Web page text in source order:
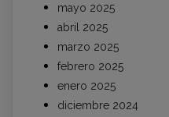
mayo 2025
abril 2025
marzo 2025
febrero 2025
enero 2025
diciembre 2024